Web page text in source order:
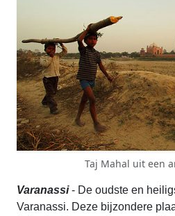
Taj Mahal uit een
Varanassi- De oudste en
Varanassi. Deze bijzondere